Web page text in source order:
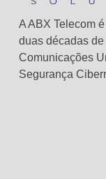
A ABX Telecom
duas décadas
Comunicações
Segurança